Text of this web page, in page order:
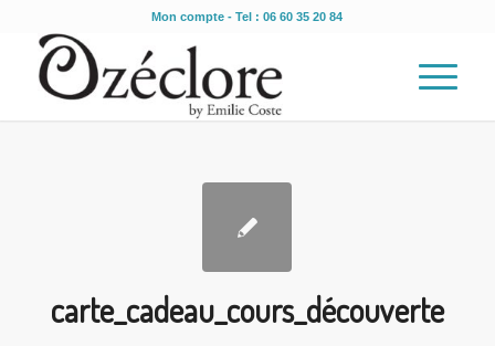
Mon compte- Tel : 06 60 35 20 84
carte_cadeau_cours_découverte